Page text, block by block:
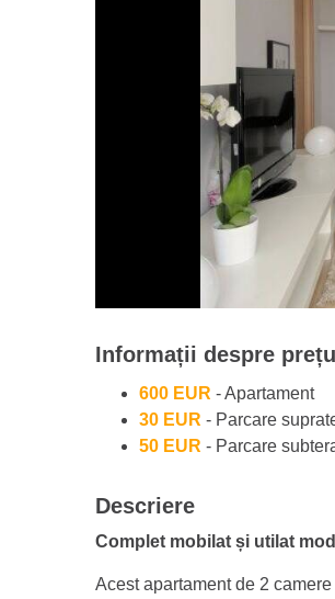
Informații despre
600 EUR - Apartament
30 EUR - Parcare
50 EUR - Parcare
Descriere
Complet mobilat și utilat
Acest apartament de 2